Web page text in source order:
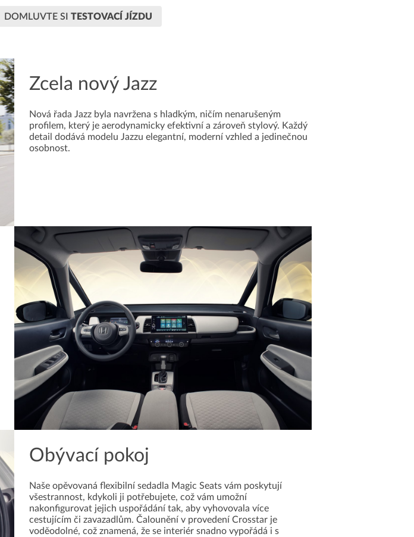
DOMLUVTE SI TESTOVACÍ JÍZDU
Zcela nový Jazz
Nová řada Jazz byla navržena s hladkým, ničím nenarušeným
profilem, který je aerodynamicky efektivní a zároveň stylový. Každý
detail dodává modelu Jazzu elegantní, moderní vzhled a jedinečnou
osobnost.
Obývací pokoj
Naše opěvovaná flexibilní sedadla Magic Seats vám poskytují
všestrannost, kdykoli ji potřebujete, což vám umožní
nakonfigurovat jejich uspořádání tak, aby vyhovovala více
cestujícím či zavazadlům. Čalounění v provedení Crosstar je
voděodolné, což znamená, že se interiér snadno vypořádá i s